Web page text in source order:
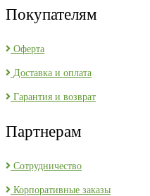
Покупателям
Оферта
Доставка и оплата
Гарантия и возврат
Партнерам
Сотрудничество
Корпоративные заказы